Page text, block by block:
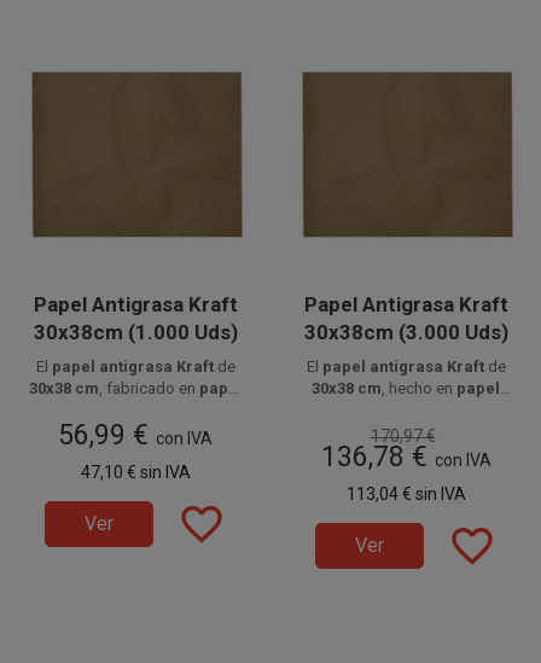
Papel Antigrasa Kraft
30x38cm (1.000 Uds)
El papel antigrasa Kraftde
30x38 cm , fabricado en papel
de35 g/m² , es ideal para
envolver hamburguesas,
bocadillos y fritos con
presentación natural.
1000 unidades.
56,99 € con IVA
47,10 € sin IVA
Ver favorite_border
Papel Antigrasa Kraft
30x38cm (3.000 Uds)
El papel antigrasa Kraftde
30x38 cm , hecho en papel
35 g/m², es ideal para
envolver hamburguesas,
bocadillos y fritos con
protección antigrasa y una
unidades, distribuidas en 3
paquetes de 1000 unidades.
170,97 €
136,78 € con IVA
113,04 € sin IVA
Ver favorite_border